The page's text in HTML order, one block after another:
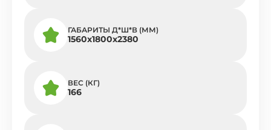
ГАБАРИТЫ Д*Ш*В (ММ)
1560х1800х2380
ВЕС (КГ)
166